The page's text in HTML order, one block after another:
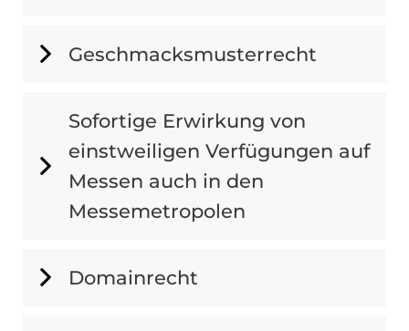
Geschmacksmusterrecht
Sofortige Erwirkung von
einstweiligen Verfügungen auf
Messen auch in den
Messemetropolen
Domainrecht